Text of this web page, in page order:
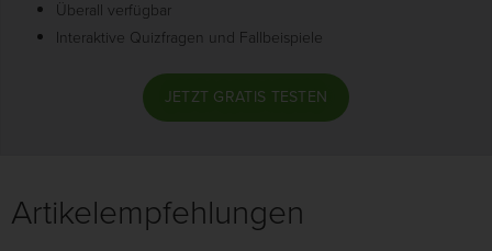
Überall verfügbar
Interaktive Quizfragen und Fallbeispiele
JETZT GRATIS TESTEN
Artikelempfehlungen